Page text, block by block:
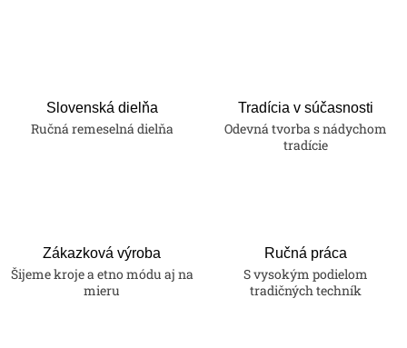
Slovenská dielňa
Ručná remeselná dielňa
Tradícia v súčasnosti
Odevná tvorba s nádychom
tradície
Zákazková výroba
Šijeme kroje a etno módu aj na
mieru
Ručná práca
S vysokým podielom
tradičných techník